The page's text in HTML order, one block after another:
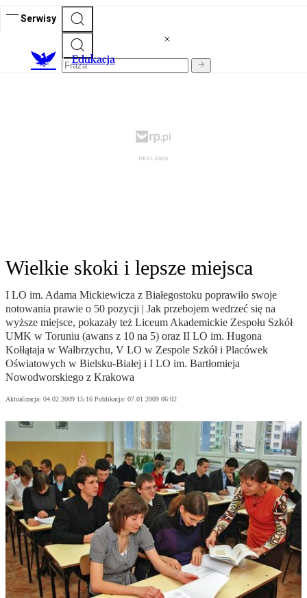
Serwisy
Edukacja
Wielkie skoki i lepsze miejsca
I LO im. Adama Mickiewicza z Białegostoku poprawiło swoje
notowania prawie o 50 pozycji | Jak przebojem wedrzeć się na
wyższe miejsce, pokazały też Liceum Akademickie Zespołu Szkół
UMK w Toruniu (awans z 10 na 5) oraz II LO im. Hugona
Kołłątaja w Wałbrzychu, V LO w Zespole Szkół i Placówek
Oświatowych w Bielsku-Białej i I LO im. Bartłomieja
Nowodworskiego z Krakowa
Aktualizacja: 04.02.2009 15:16 Publikacja: 07.01.2009 06:02